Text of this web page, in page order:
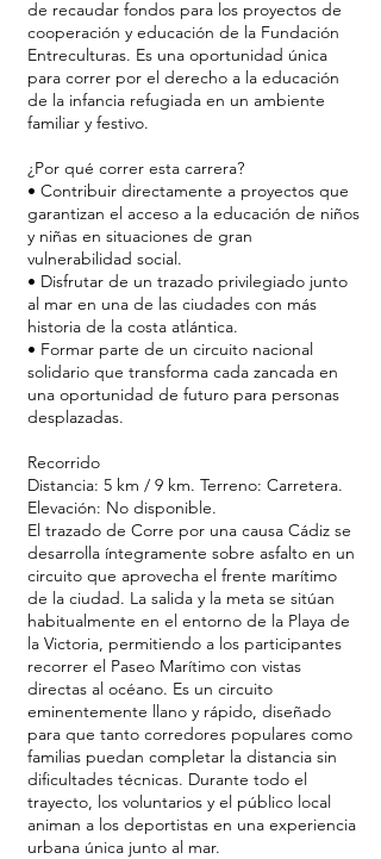
de recaudar fondos para los proyectos de
cooperación y educación de la Fundación
Entreculturas. Es una oportunidad única
para correr por el derecho a la educación
de la infancia refugiada en un ambiente
familiar y festivo.
¿Por qué correr esta carrera?
• Contribuir directamente a proyectos que
garantizan el acceso a la educación de niños
y niñas en situaciones de gran
vulnerabilidad social.
• Disfrutar de un trazado privilegiado junto
al mar en una de las ciudades con más
historia de la costa atlántica.
• Formar parte de un circuito nacional
solidario que transforma cada zancada en
una oportunidad de futuro para personas
desplazadas.
Recorrido
Distancia: 5 km / 9 km. Terreno: Carretera.
Elevación: No disponible.
El trazado de Corre por una causa Cádiz se
desarrolla íntegramente sobre asfalto en un
circuito que aprovecha el frente marítimo
de la ciudad. La salida y la meta se sitúan
habitualmente en el entorno de la Playa de
la Victoria, permitiendo a los participantes
recorrer el Paseo Marítimo con vistas
directas al océano. Es un circuito
eminentemente llano y rápido, diseñado
para que tanto corredores populares como
familias puedan completar la distancia sin
dificultades técnicas. Durante todo el
trayecto, los voluntarios y el público local
animan a los deportistas en una experiencia
urbana única junto al mar.